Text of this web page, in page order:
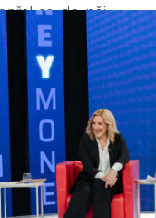
se do něj.